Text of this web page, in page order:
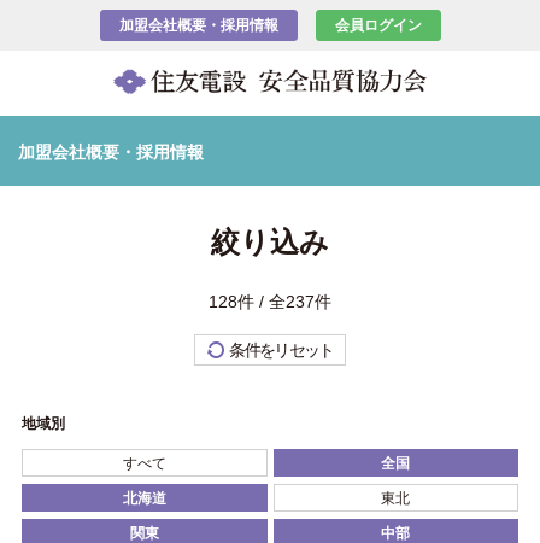
加盟会社概要・採用情報 会員ログイン
加盟会社概要・採用情報
絞り込み
128件 / 全237件
条件をリセット
地域別
すべて 全国
北海道 東北
関東 中部